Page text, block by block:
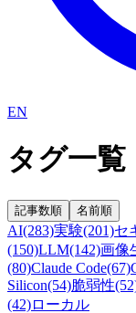
EN
タグ一覧
記事数順 名前順
AI(283)実験(201)セ
(150)LLM(142)画像
(80)Claude Code(67)
Silicon(54)脆弱性
(42)ローカル